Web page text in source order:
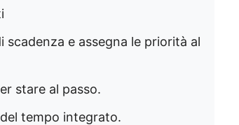
e assegna le priorità al
stare al passo.
tempo integrato.